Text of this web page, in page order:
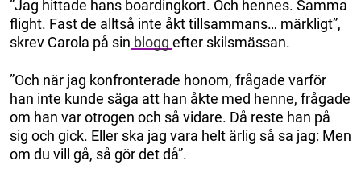
”Jag hittade hans boardingkort. Och hennes. Samma
flight. Fast de alltså inte åkt tillsammans… märkligt”,
skrev Carola på sin blogg efter skilsmässan.
”Och när jag konfronterade honom, frågade varför
han inte kunde säga att han åkte med henne, frågade
om han var otrogen och så vidare. Då reste han på
sig och gick. Eller ska jag vara helt ärlig så sa jag: Men
om du vill gå, så gör det då”.